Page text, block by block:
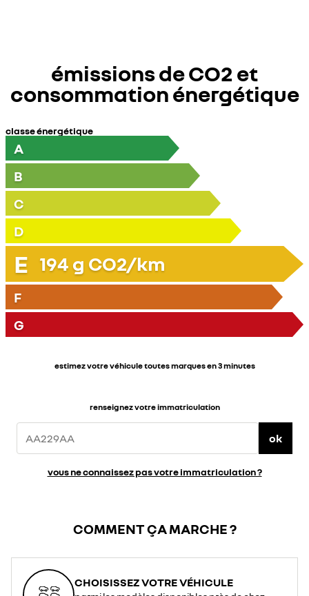
émissions de CO2 et
consommation énergétique
classe énergétique
A
B
C
D
E 194 g CO2/km
F
G
estimez votre véhicule toutes marques en 3 minutes
renseignez votre immatriculation
ok
vous ne connaissez pas votre immatriculation ?
COMMENT ÇA MARCHE ?
CHOISISSEZ VOTRE VÉHICULE